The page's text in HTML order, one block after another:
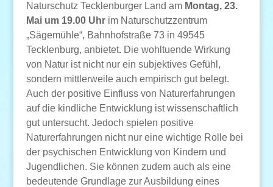
Naturschutz Tecklenburger Land am Montag, 23.
Mai um 19.00 Uhrim Naturschutzzentrum
„Sägemühle“, Bahnhofstraße 73 in 49545
Tecklenburg, anbietet. Die wohltuende Wirkung
von Natur ist nicht nur ein subjektives Gefühl,
sondern mittlerweile auch empirisch gut belegt.
Auch der positive Einfluss von Naturerfahrungen
auf die kindliche Entwicklung ist wissenschaftlich
gut untersucht. Jedoch spielen positive
Naturerfahrungen nicht nur eine wichtige Rolle bei
der psychischen Entwicklung von Kindern und
Jugendlichen. Sie können zudem auch als eine
bedeutende Grundlage zur Ausbildung eines